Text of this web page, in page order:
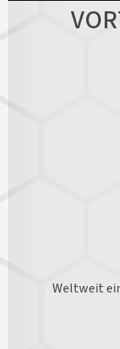
Weltweit